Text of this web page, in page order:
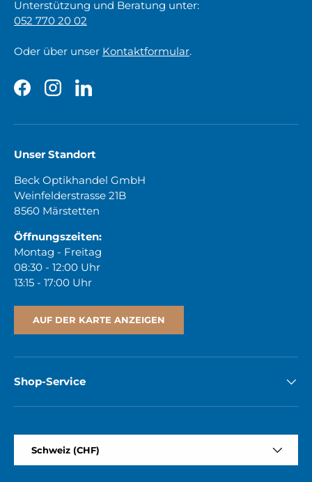
Unterstützung und Beratung unter:
052 770 20 02
Oder über unser Kontaktformular.
FacebookInstagramLinkedIn
Unser Standort
Beck Optikhandel GmbH
Weinfelderstrasse 21B
8560 Märstetten
Öffnungszeiten:
Montag - Freitag
08:30 - 12:00 Uhr
13:15 - 17:00 Uhr
AUF DER KARTE ANZEIGEN
Shop-Service
Schweiz (CHF)